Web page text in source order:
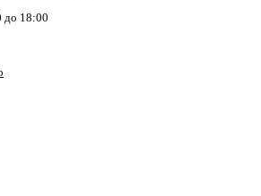
до 18:00